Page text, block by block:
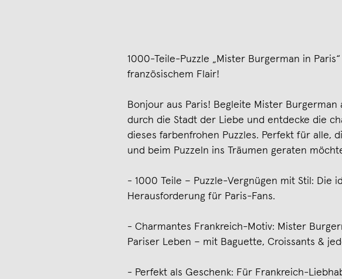
1000-Teile-Puzzle „Mister Burgerman in
französischem Flair!
Bonjour aus Paris! Begleite Mister Burgerman
durch die Stadt der Liebe und entdecke die
dieses farbenfrohen Puzzles. Perfekt für alle,
und beim Puzzeln ins Träumen geraten
- 1000 Teile – Puzzle-Vergnügen mit Stil: Die
Herausforderung für Paris-Fans.
- Charmantes Frankreich-Motiv: Mister
Pariser Leben – mit Baguette, Croissants &
- Perfekt als Geschenk: Für Frankreich-